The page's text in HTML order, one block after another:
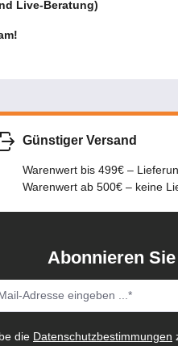
Live-Beratung)
Günstiger Versand
Warenwert bis 499€ –
Warenwert ab 500€ – keine
Abonnieren
die Datenschutzbestimmungen